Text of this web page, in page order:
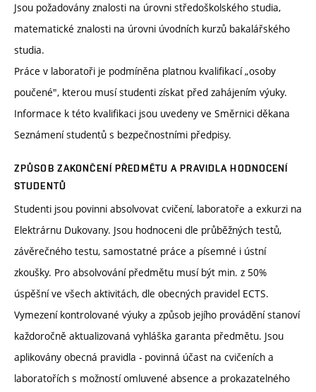
Jsou požadovány znalosti na úrovni středoškolského studia,
matematické znalosti na úrovni úvodních kurzů bakalářského
studia.
Práce v laboratoři je podmíněna platnou kvalifikací „osoby
poučené", kterou musí studenti získat před zahájením výuky.
Informace k této kvalifikaci jsou uvedeny ve Směrnici děkana
Seznámení studentů s bezpečnostními předpisy.
ZPŮSOB ZAKONČENÍ PŘEDMĚTU A PRAVIDLA HODNOCENÍ
STUDENTŮ
Studenti jsou povinni absolvovat cvičení, laboratoře a exkurzi na
Elektrárnu Dukovany. Jsou hodnoceni dle průběžných testů,
závěrečného testu, samostatné práce a písemné i ústní
zkoušky. Pro absolvování předmětu musí být min. z 50%
úspěšní ve všech aktivitách, dle obecných pravidel ECTS.
Vymezení kontrolované výuky a způsob jejího provádění stanoví
každoročně aktualizovaná vyhláška garanta předmětu. Jsou
aplikovány obecná pravidla - povinná účast na cvičeních a
laboratořích s možností omluvené absence a prokazatelného